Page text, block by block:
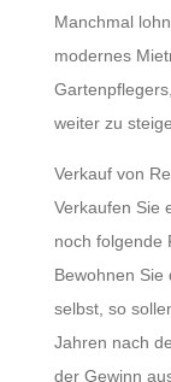
Manchmal
modernes
weiter zu
Verkauf von
Verkaufen Sie
noch folgende
Bewohnen Sie
selbst, so
Jahren nach
der Gewinn